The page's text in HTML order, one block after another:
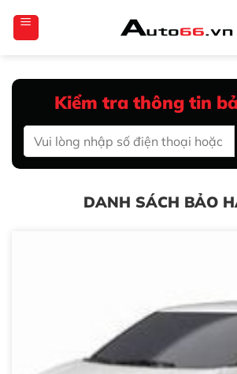
qua
Kiểm tra thông tin
DANH SÁCH BẢO